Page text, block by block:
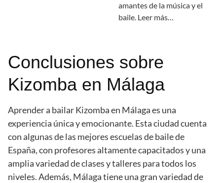
amantes de la música y el
baile. Leer más…
Conclusiones sobre
Kizomba en Málaga
Aprender a bailar Kizomba en Málaga es una
experiencia única y emocionante. Esta ciudad cuenta
con algunas de las mejores escuelas de baile de
España, con profesores altamente capacitados y una
amplia variedad de clases y talleres para todos los
niveles. Además, Málaga tiene una gran variedad de